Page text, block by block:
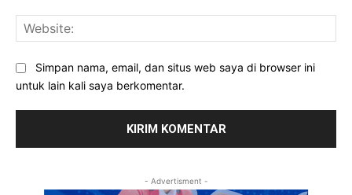
Simpan nama, email, dan situs web saya di browser ini
untuk lain kali saya berkomentar.
- Advertisment -